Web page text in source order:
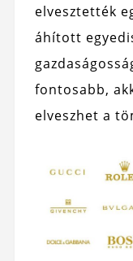
elvesztették
áhított
fontosabb,
elveszhet a